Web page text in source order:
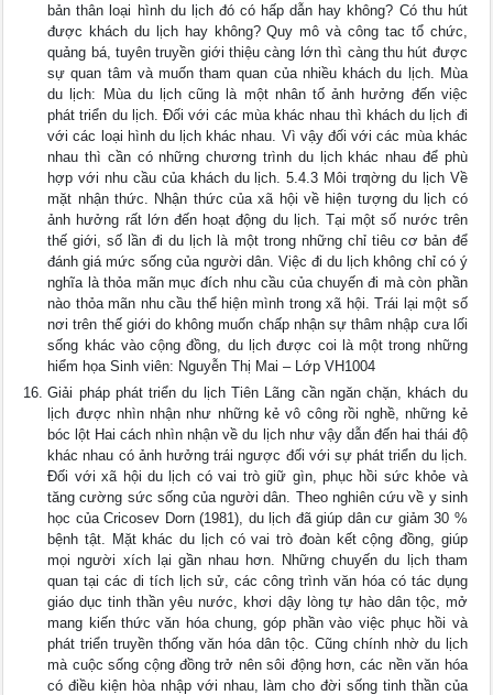
bản thân loại hình du lịch đó có hấp dẫn hay không? Có thu hút
được khách du lịch hay không? Quy mô và công tac tổ chức,
quảng bá, tuyên truyền giới thiệu càng lớn thì càng thu hút được
sự quan tâm và muốn tham quan của nhiều khách du lịch. Mùa
du lịch: Mùa du lịch cũng là một nhân tố ảnh hưởng đến việc
phát triển du lịch. Đối với các mùa khác nhau thì khách du lịch đi
với các loại hình du lịch khác nhau. Vì vậy đối với các mùa khác
nhau thì cần có những chương trình du lịch khác nhau để phù
hợp với nhu cầu của khách du lịch. 5.4.3 Môi trƣờng du lịch Về
mặt nhận thức. Nhận thức của xã hội về hiện tượng du lịch có
ảnh hưởng rất lớn đến hoạt động du lịch. Tại một số nước trên
thế giới, số lần đi du lịch là một trong những chỉ tiêu cơ bản để
đánh giá mức sống của người dân. Việc đi du lịch không chỉ có ý
nghĩa là thỏa mãn mục đích nhu cầu của chuyến đi mà còn phần
nào thỏa mãn nhu cầu thể hiện mình trong xã hội. Trái lại một số
nơi trên thế giới do không muốn chấp nhận sự thâm nhập cưa lối
sống khác vào cộng đồng, du lịch được coi là một trong những
hiểm họa Sinh viên: Nguyễn Thị Mai – Lớp VH1004
Giải pháp phát triển du lịch Tiên Lãng cần ngăn chặn, khách du
lịch được nhìn nhận như những kẻ vô công rồi nghề, những kẻ
bóc lột Hai cách nhìn nhận về du lịch như vậy dẫn đến hai thái độ
khác nhau có ảnh hưởng trái ngược đối với sự phát triển du lịch.
Đối với xã hội du lịch có vai trò giữ gìn, phục hồi sức khỏe và
tăng cường sức sống của người dân. Theo nghiên cứu về y sinh
học của Cricosev Dorn (1981), du lịch đã giúp dân cư giảm 30 %
bệnh tật. Mặt khác du lịch có vai trò đoàn kết cộng đồng, giúp
mọi người xích lại gần nhau hơn. Những chuyến du lịch tham
quan tại các di tích lịch sử, các công trình văn hóa có tác dụng
giáo dục tinh thần yêu nước, khơi dậy lòng tự hào dân tộc, mở
mang kiến thức văn hóa chung, góp phần vào việc phục hồi và
phát triển truyền thống văn hóa dân tộc. Cũng chính nhờ du lịch
mà cuộc sống cộng đồng trở nên sôi động hơn, các nền văn hóa
có điều kiện hòa nhập với nhau, làm cho đời sống tinh thần của